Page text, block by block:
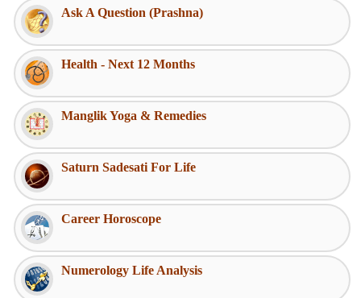
Ask A Question (Prashna)
Health - Next 12 Months
Manglik Yoga & Remedies
Saturn Sadesati For Life
Career Horoscope
Numerology Life Analysis